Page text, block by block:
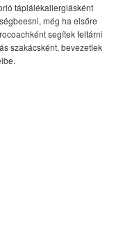
táplálékallergiásként
még ha elsőre
segítek feltárni
szakácsként, bevezetlek